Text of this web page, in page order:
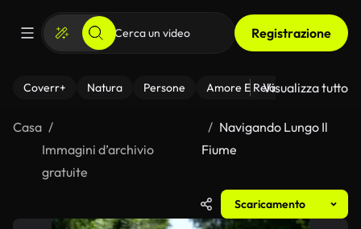
Registrazione
Coverr+ Natura Persone Amore E Relazioni Il
Visualizza tutto
Casa
Immagini d’archivio
gratuite
Navigando Lungo Il
Fiume
Scaricamento